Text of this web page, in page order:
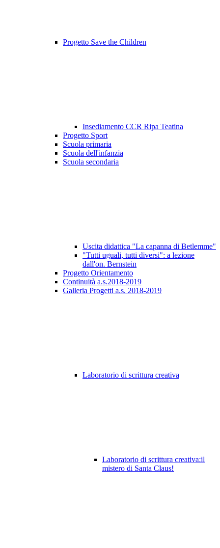
Progetto Save the Children
Insediamento CCR Ripa Teatina
Progetto Sport
Scuola primaria
Scuola dell'infanzia
Scuola secondaria
Uscita didattica "La capanna di Betlemme"
"Tutti uguali, tutti diversi": a lezione
dall'on. Bernstein
Progetto Orientamento
Continuità a.s.2018-2019
Galleria Progetti a.s. 2018-2019
Laboratorio di scrittura creativa
Laboratorio di scrittura creativa:il
mistero di Santa Claus!